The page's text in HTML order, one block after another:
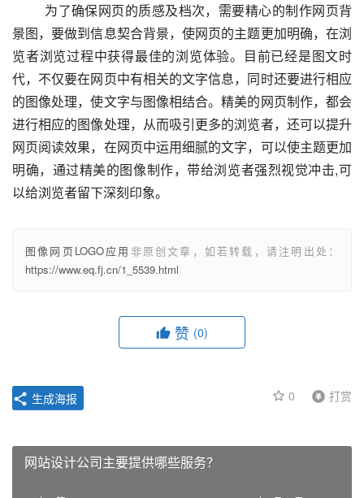
为了确保网页的质感及档次，需要精心的制作网页背
景图，要做到信息契合背景，使网页的主题更加明确，在浏
览者浏览过程中获得最佳的浏览体验。目前已经是图文时
代，不仅要在网页中有相关的文字信息，同时还要进行相应
的图像处理，使文字与图像相结合。精美的网页制作，都会
进行相应的图像处理，从而吸引更多的浏览者，还可以提升
网页阅读效果，在网页中运用细腻的文字，可以使主题更加
明确，通过精美的图像制作，带给浏览者强烈视觉冲击,可
以给浏览者留下深刻印象。
图像网页LOGO应用 非原创文章，如若转载，请注明出处：
https://www.eq.fj.cn/1_5539.html
赞 (0)
0 打赏
生成海报
网站设计公司主要提供哪些服务？